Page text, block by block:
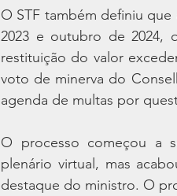
O STF também definiu
2023 e outubro de 2024,
restituição do valor
voto de minerva do
agenda de multas por
O processo começou a
plenário virtual, mas
destaque do ministro. O